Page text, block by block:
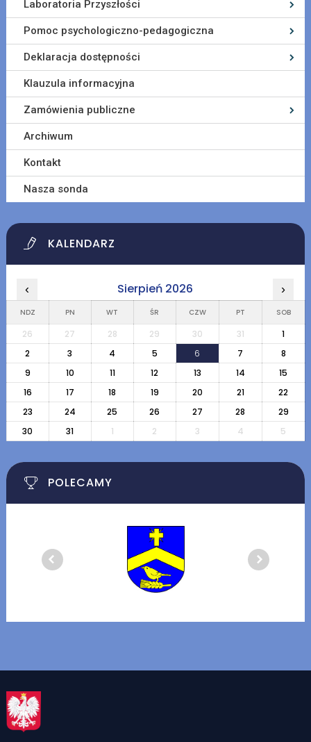
Laboratoria Przyszłości
Pomoc psychologiczno-pedagogiczna
Deklaracja dostępności
Klauzula informacyjna
Zamówienia publiczne
Archiwum
Kontakt
Nasza sonda
KALENDARZ
‹ Sierpień 2026 ›
NDZ PN WT ŚR CZW PT SOB
26 27 28 29 30 31
1
2
3 4 5 6 7
8
9
10 11 12 13 14
15
16
17 18 19 20 21
22
23
24 25 26 27 28
29
30
31 1 2 3 4 5
POLECAMY